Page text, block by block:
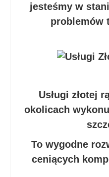
jesteśmy w
problemów
Usługi złotej
okolicach
To wygodne
ceniących